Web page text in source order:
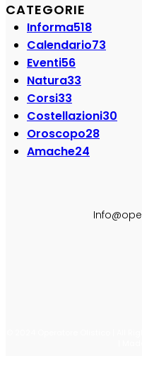
CATEGORIE
Informa518
Calendario73
Eventi56
Natura33
Corsi33
Costellazioni30
Oroscopo28
Amache24